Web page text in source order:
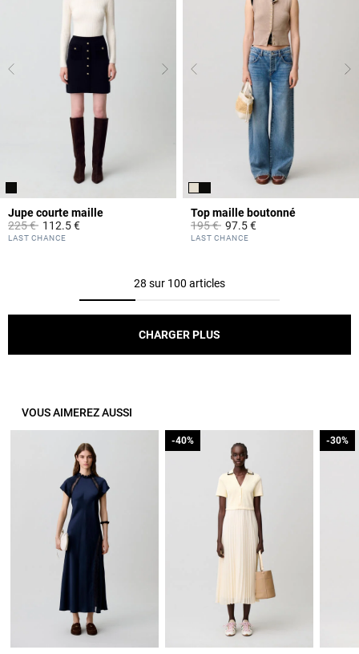
Jupe courte maille
Prix réduit à partir de
225 €à112.5 €
4,2 out of 5 Customer Rating
LAST CHANCE
Top maille boutonné
Prix réduit à partir de
195 €à97.5 €
5 out of 5 Customer Rating
LAST CHANCE
28 sur 100 articles
CHARGER PLUS
VOUS AIMEREZ AUSSI
-40%
-40% -30%
-30%